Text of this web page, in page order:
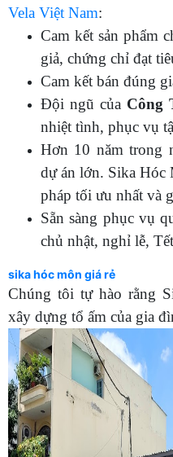
Vela Việt Nam:
Cam kết sản phẩm
giả, chứng chỉ đạt
Cam kết bán đúng
Đội ngũ của Công
nhiệt tình, phục vụ
Hơn 10 năm trong
dự án lớn. Sika Hóc
pháp tối ưu nhất và
Sẵn sàng phục vụ
chủ nhật, nghỉ lễ,
sika hóc môn giá rẻ
Chúng tôi tự hào rằng
xây dựng tổ ấm của gia